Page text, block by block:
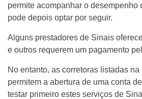
permite acompanhar o desempenho
pode depois optar por seguir.
Alguns prestadores de Sinais
e outros requerem um pagamento
No entanto, as corretoras listadas
permitem a abertura de uma conta
testar primeiro estes serviços de